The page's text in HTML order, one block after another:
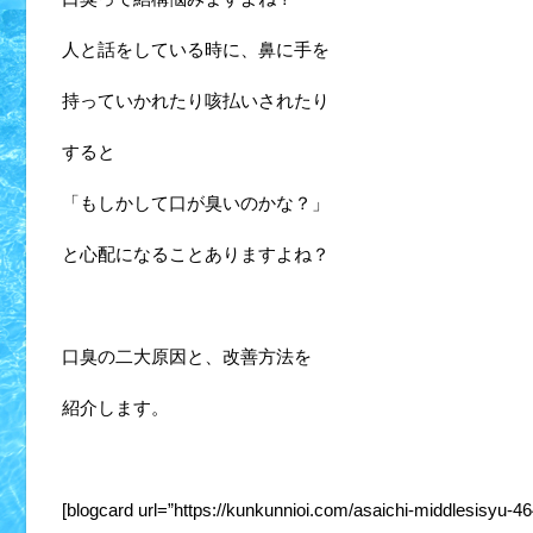
人と話をしている時に、鼻に手を
持っていかれたり咳払いされたり
すると
「もしかして口が臭いのかな？」
と心配になることありますよね？
口臭の二大原因と、改善方法を
紹介します。
[blogcard url=”https://kunkunnioi.com/asaichi-middlesisyu-